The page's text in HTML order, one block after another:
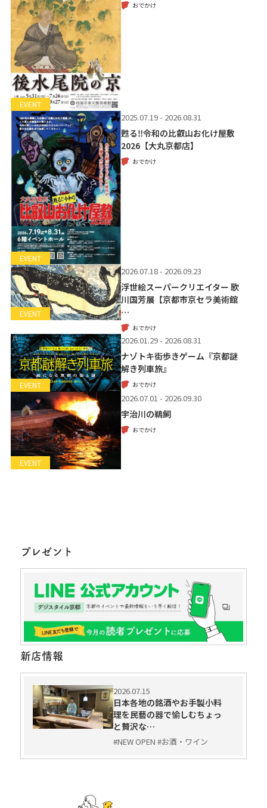
EVENT
おでかけ
EVENT
2025.07.19 - 2026.08.31
甦る‼令和の比叡山お化け屋敷
2026【大丸京都店】
おでかけ
EVENT
2026.07.18 - 2026.09.23
浮世絵スーパークリエイター 歌
川国芳展【京都市京セラ美術館
…
おでかけ
EVENT
2026.01.29 - 2026.08.31
ナゾトキ街歩きゲーム『京都謎
解き列車旅』
おでかけ
EVENT
2026.07.01 - 2026.09.30
宇治川の鵜飼
おでかけ
プレゼント
新店情報
2026.07.15
日本各地の銘酒やお手製小料
理を民藝の器で愉しむちょっ
と贅沢な…
#NEW OPEN #お酒・ワイン